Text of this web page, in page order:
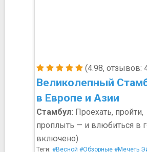
(4.98, отзывов:
Великолепный
в Европе и Азии
Стамбул: Проехать, пройти,
проплыть — и влюбиться в
включено)
Теги: #Весной #Обзорные #Мечеть